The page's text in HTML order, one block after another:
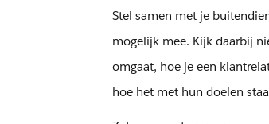
Stel samen met je
mogelijk mee. Kijk daarbij
omgaat, hoe je een
hoe het met hun doelen